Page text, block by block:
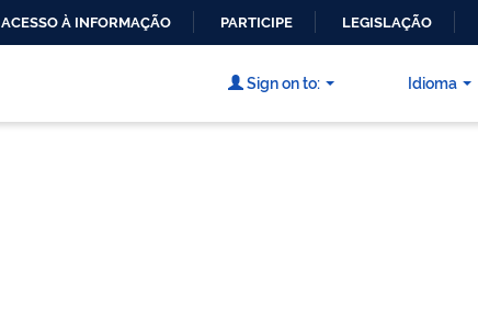
CONTEÚDO
ACESSO À INFORMAÇÃO PARTICIPE LEGISLAÇÃO
Sign on to: Idioma